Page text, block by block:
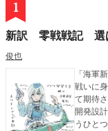
1
新訳 零戦戦記 選
俊也
「海軍
戦いに
て期待
開発設
うひと